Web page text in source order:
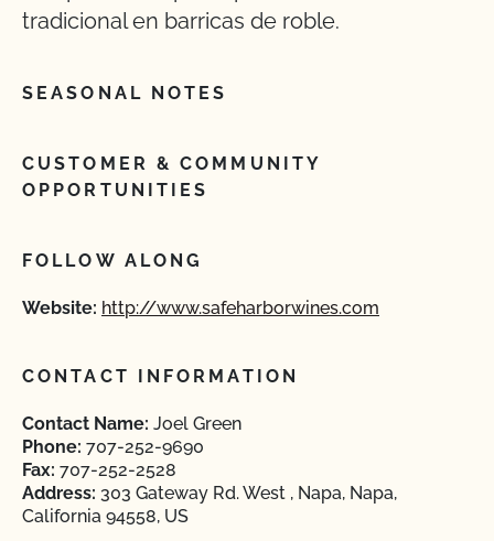
tradicional en barricas de roble.
SEASONAL NOTES
CUSTOMER & COMMUNITY
OPPORTUNITIES
FOLLOW ALONG
Website: http://www.safeharborwines.com
CONTACT INFORMATION
Contact Name: Joel Green
Phone: 707-252-9690
Fax: 707-252-2528
Address: 303 Gateway Rd. West , Napa, Napa,
California 94558, US